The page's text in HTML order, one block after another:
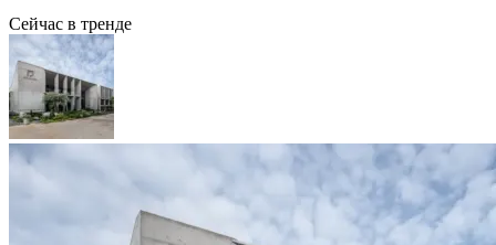
Сейчас в тренде